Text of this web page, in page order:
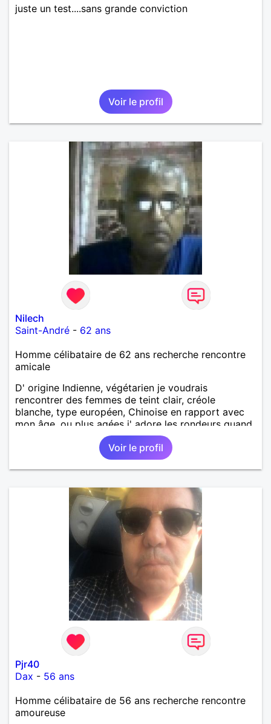
juste un test....sans grande conviction
Voir le profil
Nilech
Saint-André - 62 ans
Homme célibataire de 62 ans recherche rencontre
amicale
D' origine Indienne, végétarien je voudrais
rencontrer des femmes de teint clair, créole
blanche, type européen, Chinoise en rapport avec
mon âge, ou plus agées j' adore les rondeurs quand
elles sont mises en valeur,pour aventure suivie, se
voir chez moi, se voir régulièrement si on le désire
tous les deux, une relation simple, sans engagement
le temps qu' on le souhaite
Voir le profil
Pjr40
Dax - 56 ans
Homme célibataire de 56 ans recherche rencontre
amoureuse